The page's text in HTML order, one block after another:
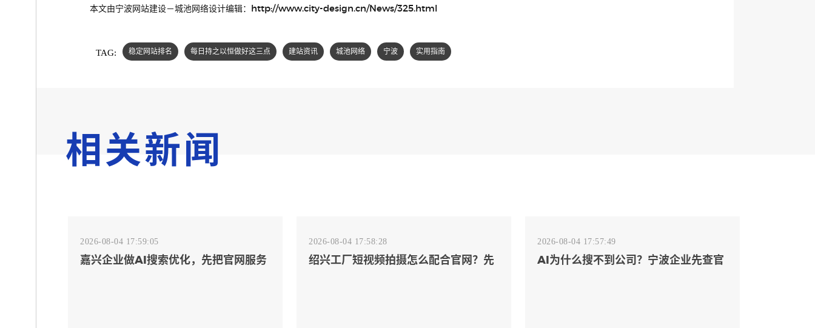
本文由宁波网站建设－城池网络设计编辑： http://www.city-design.cn/News/325.html
TAG: 稳定网站排名 每日持之以恒做好这三点 建站资讯 城池网络 宁波 实用指南
相关新闻
2026-08-04 17:59:05
嘉兴企业做AI搜索优化，先把官网服务
2026-08-04 17:58:28
绍兴工厂短视频拍摄怎么配合官网？先
2026-08-04 17:57:49
AI为什么搜不到公司？宁波企业先查官